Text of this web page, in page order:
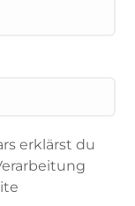
erklärst du